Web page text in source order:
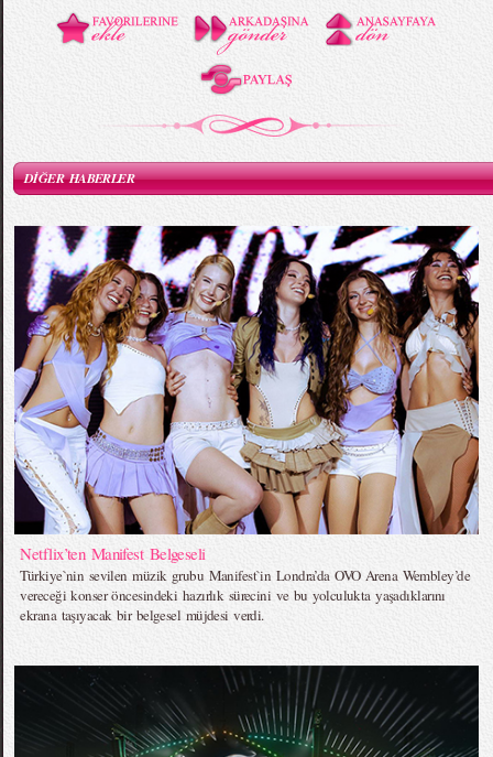
DİĞER HABERLER
Netflix’ten Manifest Belgeseli
Türkiye`nin sevilen müzik grubu Manifest`in Londra’da OVO Arena Wembley’de
vereceği konser öncesindeki hazırlık sürecini ve bu yolculukta yaşadıklarını
ekrana taşıyacak bir belgesel müjdesi verdi.